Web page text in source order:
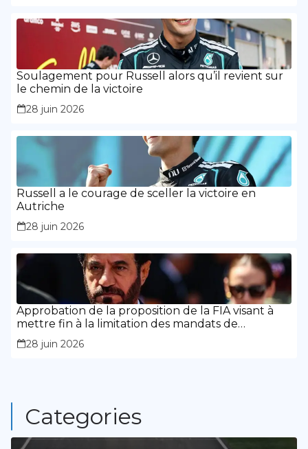
Soulagement pour Russell alors qu’il revient sur
le chemin de la victoire
28 juin 2026
Russell a le courage de sceller la victoire en
Autriche
28 juin 2026
Approbation de la proposition de la FIA visant à
mettre fin à la limitation des mandats de
présidence
28 juin 2026
Categories